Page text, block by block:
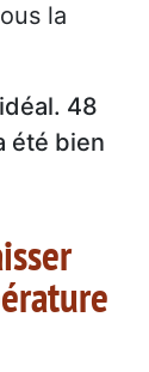
la
48
été bien